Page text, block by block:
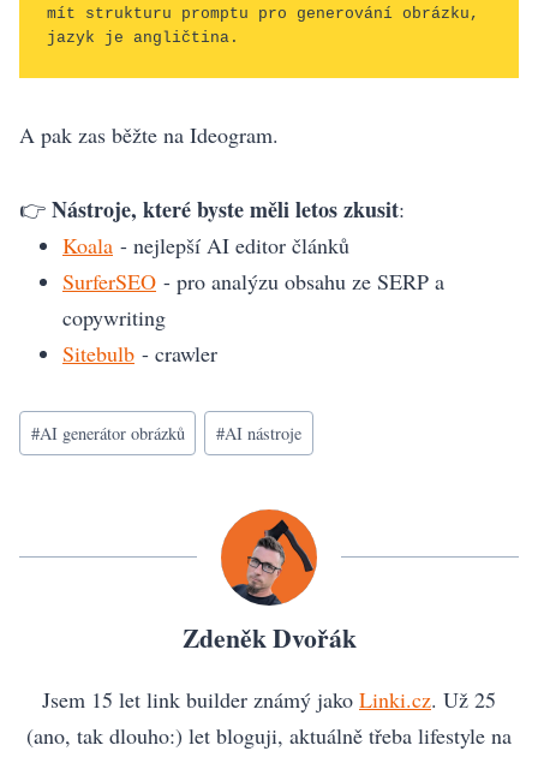
mít strukturu promptu pro generování obrázku,
jazyk je angličtina.
A pak zas běžte na Ideogram.
👉 Nástroje, které byste měli letos zkusit:
Koala - nejlepší AI editor článků
SurferSEO - pro analýzu obsahu ze SERP a
copywriting
Sitebulb - crawler
Štítky
příspěvků:
#AI generátor obrázků #AI nástroje
Zdeněk Dvořák
Jsem 15 let link builder známý jako Linki.cz. Už 25
(ano, tak dlouho:) let bloguji, aktuálně třeba lifestyle na